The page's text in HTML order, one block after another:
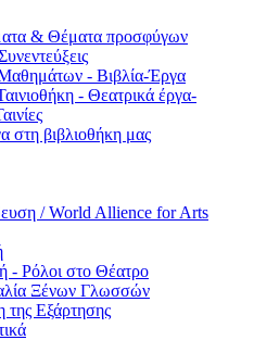
& Θέματα προσφύγων
- Βιβλία-Έργα
- Θεατρικά έργα-
στη βιβλιοθήκη μας
/ World Allience for Arts
- Ρόλοι στο Θέατρο
Ξένων Γλωσσών
Εξάρτησης